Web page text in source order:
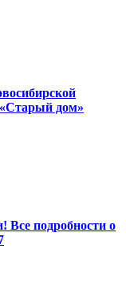
«Старый дом»
Все подробности о